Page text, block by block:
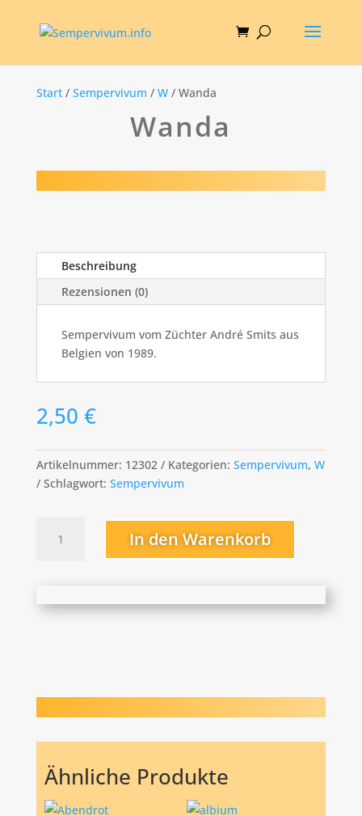
Start/ Sempervivum / W/ Wanda
Wanda
Beschreibung
Rezensionen (0)
Sempervivum vom Züchter André Smits aus
Belgien von 1989.
2,50 €
Artikelnummer: 12302 Kategorien: Sempervivum, W
Schlagwort: Sempervivum
Menge
In den Warenkorb
Ähnliche Produkte